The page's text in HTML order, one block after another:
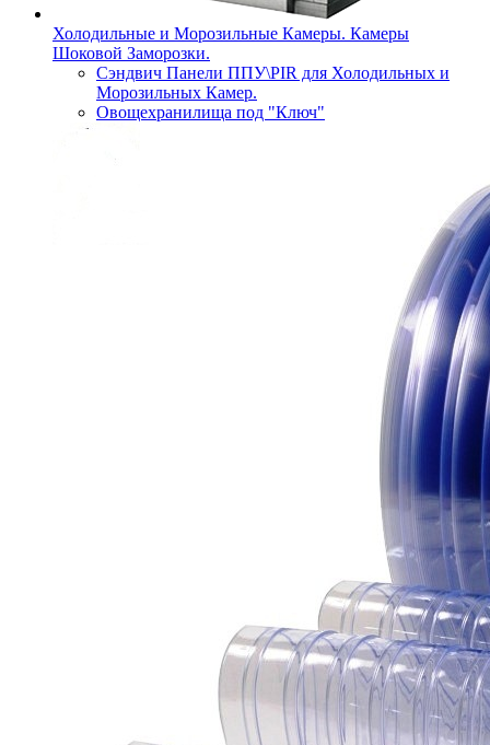
Холодильные и Морозильные Камеры. Камеры
Шоковой Заморозки.
Сэндвич Панели ППУ\PIR для Холодильных и
Морозильных Камер.
Овощехранилища под "Ключ"